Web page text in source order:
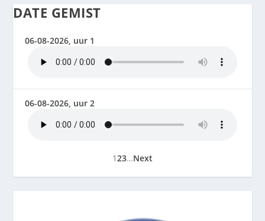
DATE GEMIST
06-08-2026, uur 1
06-08-2026, uur 2
123…Next